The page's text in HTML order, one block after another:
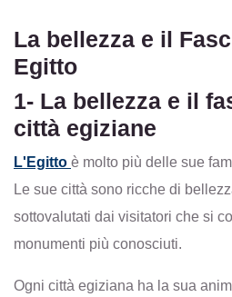
La bellezza e il
Egitto
1- La bellezza e il
città egiziane
L'Egitto è molto più delle sue
Le sue città sono ricche di
sottovalutati dai visitatori che si
monumenti più conosciuti.
Ogni città egiziana ha la sua